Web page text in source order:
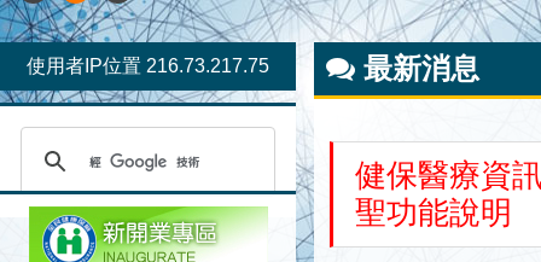
使用者IP位置 216.73.217.75 最新消息
健保醫療資
聖功能說明